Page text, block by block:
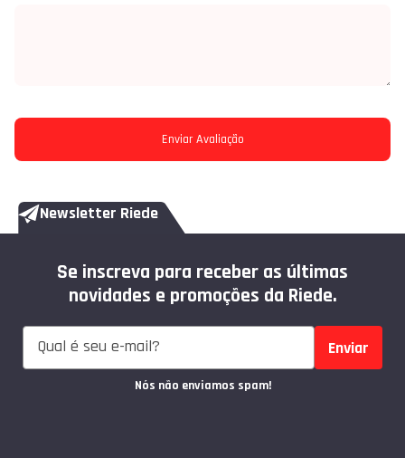
Enviar Avaliação
Newsletter Riede
Se inscreva para receber as últimas
novidades e promoções da Riede.
Enviar
Nós não enviamos spam!